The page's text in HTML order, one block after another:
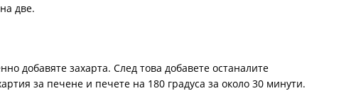
две.
добавяте захарта. След това добавете останалите
за печене и печете на 180 градуса за около 30 минути.